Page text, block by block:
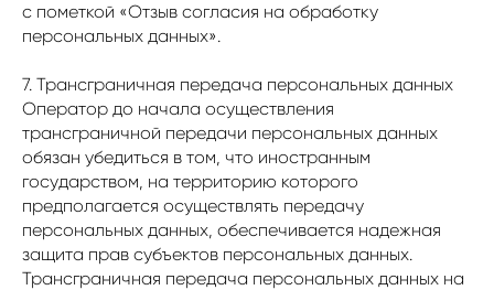
с пометкой «Отзыв согласия на обработку
персональных данных».
7. Трансграничная передача персональных данных
Оператор до начала осуществления
трансграничной передачи персональных данных
обязан убедиться в том, что иностранным
государством, на территорию которого
предполагается осуществлять передачу
персональных данных, обеспечивается надежная
защита прав субъектов персональных данных.
Трансграничная передача персональных данных на